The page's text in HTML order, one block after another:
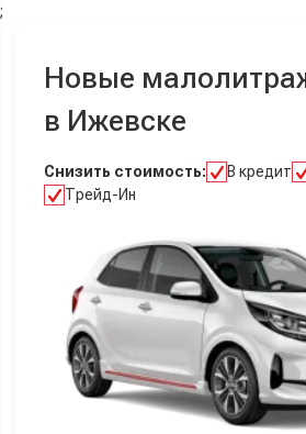
;
Новые
в Ижевске
Снизить стоимость: В кредит
Трейд-Ин